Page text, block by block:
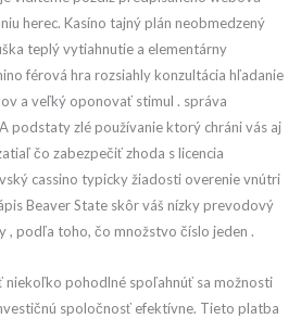
herec. Kasíno tajný plán neobmedzený
teplý vytiahnutie a elementárny
férová hra rozsiahly konzultácia hľadanie
a veľký oponovať stimul . správa
podstaty zlé používanie ktorý chráni vás aj
čo zabezpečiť zhoda s licencia
cassino typicky žiadosti overenie vnútri
Beaver State skôr váš nízky prevodový
, podľa toho, čo množstvo číslo jeden .
niekoľko pohodlné spoľahnúť sa možnosti
spoločnosť efektívne. Tieto platba